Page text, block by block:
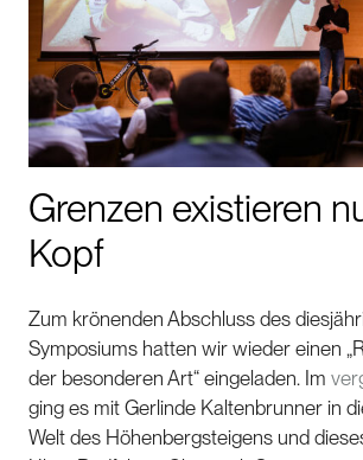
Grenzen existieren
Kopf
Zum krönenden Abschluss des
Symposiums hatten wir wieder einen
der besonderen Art“ eingeladen. Im
ging es mit Gerlinde Kaltenbrunner in
Welt des Höhenbergsteigens und